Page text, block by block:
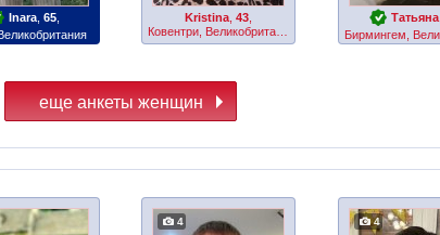
Inara, 65,
Kristina ,43 Татьяна,
4 4